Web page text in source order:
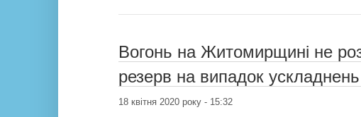
Вогонь на Житомирщині не
резерв на випадок
18 квітня 2020 року - 15:32